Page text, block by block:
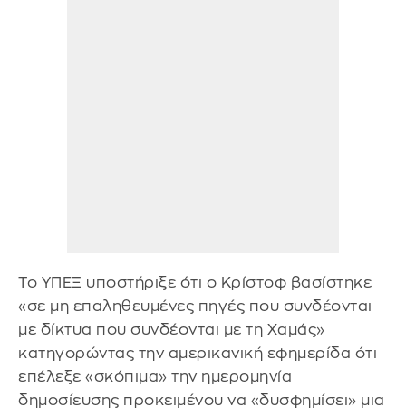
Το ΥΠΕΞ υποστήριξε ότι ο Κρίστοφ βασίστηκε
«σε μη επαληθευμένες πηγές που συνδέονται
με δίκτυα που συνδέονται με τη Χαμάς»
κατηγορώντας την αμερικανική εφημερίδα ότι
επέλεξε «σκόπιμα» την ημερομηνία
δημοσίευσης προκειμένου να «δυσφημίσει» μια